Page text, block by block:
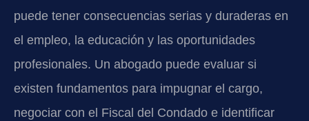
puede tener consecuencias serias y duraderas en
el empleo, la educación y las oportunidades
profesionales. Un abogado puede evaluar si
existen fundamentos para impugnar el cargo,
negociar con el Fiscal del Condado e identificar